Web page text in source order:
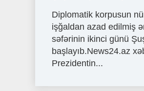
Diplomatik korpusun
işğaldan azad edilmiş
səfərinin ikinci günü
başlayıb.News24.az
Prezidentin...